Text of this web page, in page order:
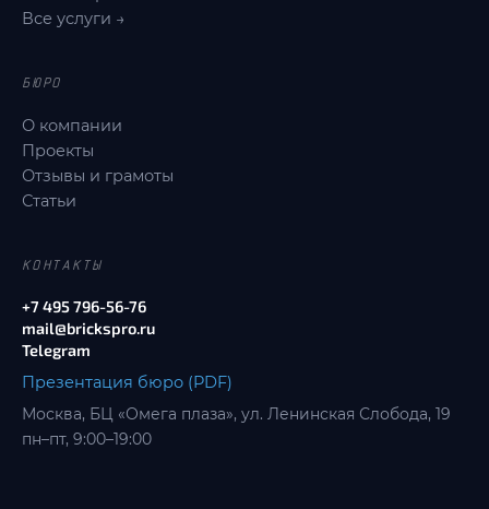
Все услуги →
БЮРО
О компании
Проекты
Отзывы и грамоты
Статьи
КОНТАКТЫ
+7 495 796-56-76
mail@brickspro.ru
Telegram
Презентация бюро (PDF)
Москва, БЦ «Омега плаза», ул. Ленинская Слобода, 19
пн–пт, 9:00–19:00